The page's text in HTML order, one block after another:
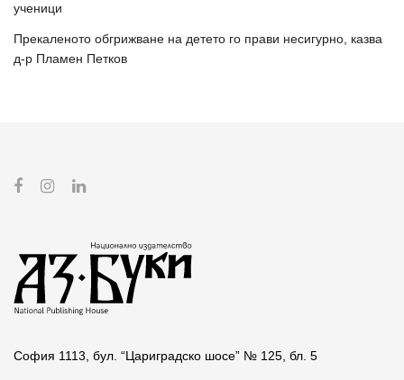
ученици
Прекаленото обгрижване на детето го прави несигурно, казва
д-р Пламен Петков
София 1113, бул. “Цариградско шосе” № 125, бл. 5